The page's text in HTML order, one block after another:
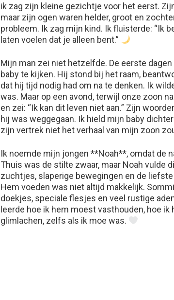
ik zag zijn kleine gezichtje voor het eerst.
maar zijn ogen waren helder, groot en
probleem. Ik zag mijn kind. Ik fluisterde: “Ik
laten voelen dat je alleen bent.”
Mijn man zei niet hetzelfde. De eerste
baby te kijken. Hij stond bij het raam,
dat hij tijd nodig had om na te denken. Ik
was. Maar op een avond, terwijl onze zoon
en zei: “Ik kan dit leven niet aan.” Zijn
hij was weggegaan. Ik hield mijn baby
zijn vertrek niet het verhaal van mijn zoon
Ik noemde mijn jongen **Noah**, omdat de
Thuis was de stilte zwaar, maar Noah vulde
zuchtjes, slaperige bewegingen en de
Hem voeden was niet altijd makkelijk.
doekjes, speciale flesjes en veel rustige
leerde hoe ik hem moest vasthouden, hoe
glimlachen, zelfs als ik moe was.